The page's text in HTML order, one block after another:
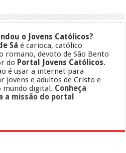
o Jovens Católicos?
Sá é carioca, católico
romano, devoto de São Bento
do Portal Jovens Católicos.
é usar a internet para
jovens e adultos de Cristo e
mundo digital. Conheça
a missão do portal